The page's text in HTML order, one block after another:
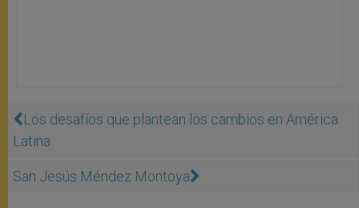
Los desafíos que plantean los cambios en América
Latina
San Jesús Méndez Montoya